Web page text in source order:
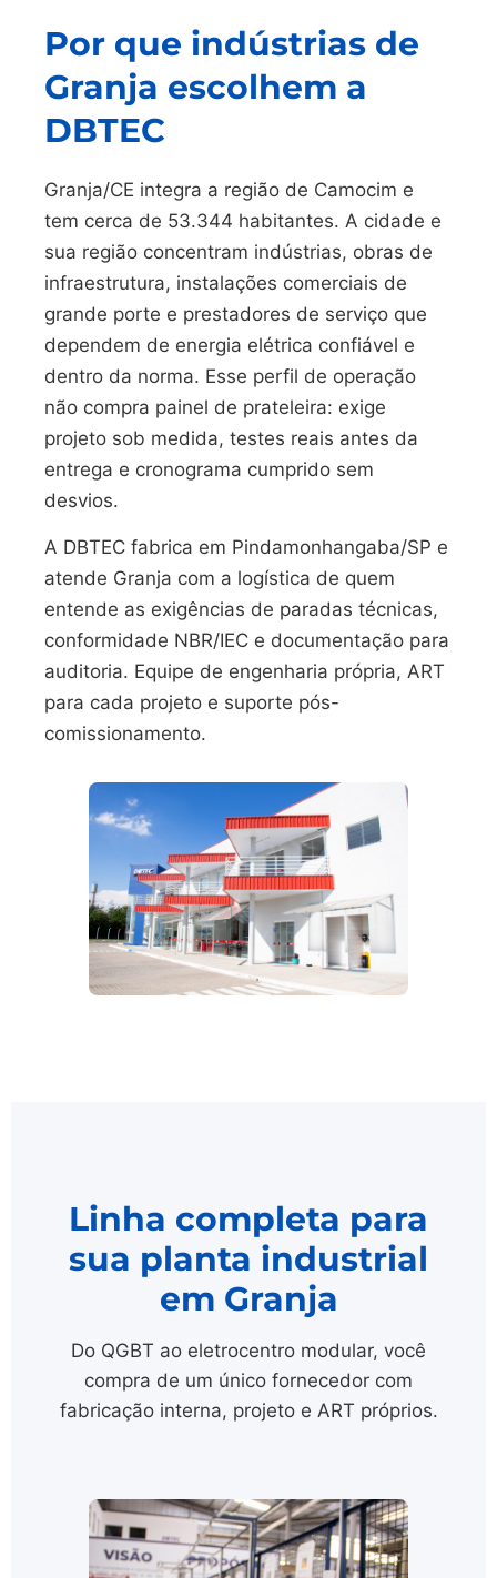
Por que indústrias de
Granja escolhem a
DBTEC
Granja/CE integra a região de Camocim e
tem cerca de 53.344 habitantes. A cidade e
sua região concentram indústrias, obras de
infraestrutura, instalações comerciais de
grande porte e prestadores de serviço que
dependem de energia elétrica confiável e
dentro da norma. Esse perfil de operação
não compra painel de prateleira: exige
projeto sob medida, testes reais antes da
entrega e cronograma cumprido sem
desvios.
A DBTEC fabrica em Pindamonhangaba/SP e
atende Granja com a logística de quem
entende as exigências de paradas técnicas,
conformidade NBR/IEC e documentação para
auditoria. Equipe de engenharia própria, ART
para cada projeto e suporte pós-
comissionamento.
Linha completa para
sua planta industrial
em Granja
Do QGBT ao eletrocentro modular, você
compra de um único fornecedor com
fabricação interna, projeto e ART próprios.